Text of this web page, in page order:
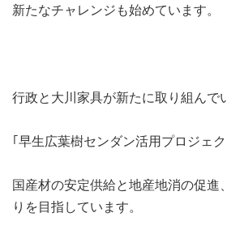
新たなチャレンジも始めています。
行政と大川家具が新たに取り組んで
｢早生広葉樹センダン活用プロジェク
国産材の安定供給と地産地消の促進
りを目指しています。